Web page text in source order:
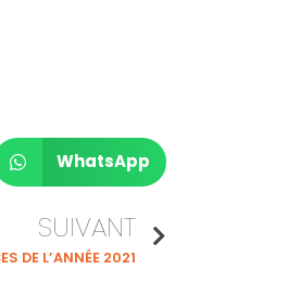
WhatsApp
SUIVANT
DE L’ANNÉE 2021